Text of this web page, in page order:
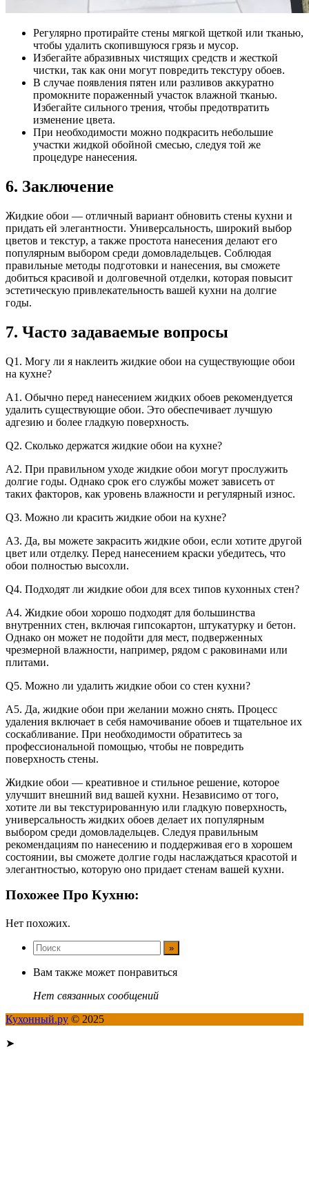
Регулярно протирайте стены мягкой щеткой или тканью,
чтобы удалить скопившуюся грязь и мусор.
Избегайте абразивных чистящих средств и жесткой
чистки, так как они могут повредить текстуру обоев.
В случае появления пятен или разливов аккуратно
промокните пораженный участок влажной тканью.
Избегайте сильного трения, чтобы предотвратить
изменение цвета.
При необходимости можно подкрасить небольшие
участки жидкой обойной смесью, следуя той же
процедуре нанесения.
6. Заключение
Жидкие обои — отличный вариант обновить стены кухни и
придать ей элегантности. Универсальность, широкий выбор
цветов и текстур, а также простота нанесения делают его
популярным выбором среди домовладельцев. Соблюдая
правильные методы подготовки и нанесения, вы сможете
добиться красивой и долговечной отделки, которая повысит
эстетическую привлекательность вашей кухни на долгие
годы.
7. Часто задаваемые вопросы
Q1. Могу ли я наклеить жидкие обои на существующие обои
на кухне?
А1. Обычно перед нанесением жидких обоев рекомендуется
удалить существующие обои. Это обеспечивает лучшую
адгезию и более гладкую поверхность.
Q2. Сколько держатся жидкие обои на кухне?
А2. При правильном уходе жидкие обои могут прослужить
долгие годы. Однако срок его службы может зависеть от
таких факторов, как уровень влажности и регулярный износ.
Q3. Можно ли красить жидкие обои на кухне?
А3. Да, вы можете закрасить жидкие обои, если хотите другой
цвет или отделку. Перед нанесением краски убедитесь, что
обои полностью высохли.
Q4. Подходят ли жидкие обои для всех типов кухонных стен?
А4. Жидкие обои хорошо подходят для большинства
внутренних стен, включая гипсокартон, штукатурку и бетон.
Однако он может не подойти для мест, подверженных
чрезмерной влажности, например, рядом с раковинами или
плитами.
Q5. Можно ли удалить жидкие обои со стен кухни?
А5. Да, жидкие обои при желании можно снять. Процесс
удаления включает в себя намочивание обоев и тщательное их
соскабливание. При необходимости обратитесь за
профессиональной помощью, чтобы не повредить
поверхность стены.
Жидкие обои — креативное и стильное решение, которое
улучшит внешний вид вашей кухни. Независимо от того,
хотите ли вы текстурированную или гладкую поверхность,
универсальность жидких обоев делает их популярным
выбором среди домовладельцев. Следуя правильным
рекомендациям по нанесению и поддерживая его в хорошем
состоянии, вы сможете долгие годы наслаждаться красотой и
элегантностью, которую оно придает стенам вашей кухни.
Похожее Про Кухню:
Нет похожих.
Вам также может понравиться
Нет связанных сообщений
Кухонный.ру © 2025
➤